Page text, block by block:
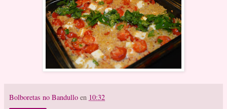
Bolboretas no Bandullo en 10:32